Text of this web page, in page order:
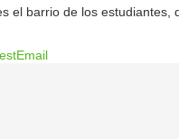
el barrio de los
Email